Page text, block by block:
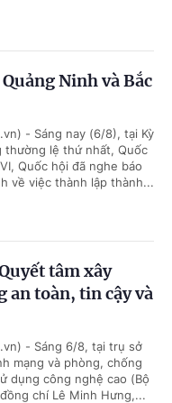
Ninh và Bắc
- Sáng nay (6/8), tại Kỳ
thường lệ thứ nhất, Quốc
Quốc hội đã nghe báo
về việc thành lập thành...
tâm xây
an toàn, tin cậy và
- Sáng 6/8, tại trụ sở
mạng và phòng, chống
dụng công nghệ cao (Bộ
chí Lê Minh Hưng,...